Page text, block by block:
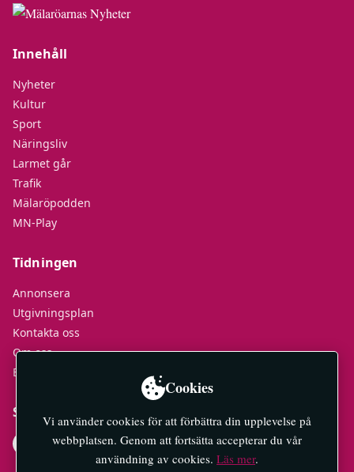
Innehåll
Nyheter
Kultur
Sport
Näringsliv
Larmet går
Trafik
Mälaröpodden
MN-Play
Tidningen
Annonsera
Utgivningsplan
Kontakta oss
Om oss
E-tidningar
Socialt
Cookies
Vi använder cookies för att förbättra din upplevelse på
webbplatsen. Genom att fortsätta accepterar du vår
användning av cookies. Läs mer.